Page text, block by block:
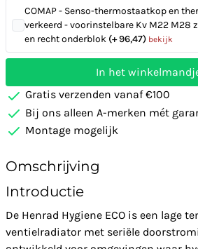
COMAP - Senso-thermostaatkop en
verkeerd - voorinstelbare Kv M22
en recht onderblok (+ 96,47) bekijk
In het
Gratis verzenden vanaf €100
Bij ons alleen A-merken mét
Montage mogelijk
Omschrijving
Introductie
De Henrad Hygiene ECO is een lage
ventielradiator met seriële